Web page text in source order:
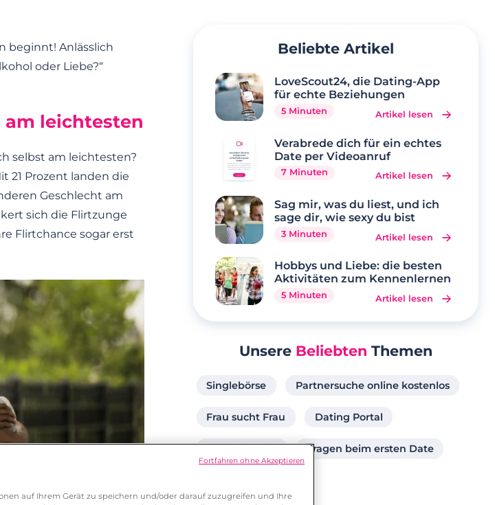
beginnt! Anlässlich
oder Liebe?“
leichtesten
selbst am leichtesten?
21 Prozent landen die
Geschlecht am
sich die Flirtzunge
Flirtchance sogar erst
Beliebte Artikel
LoveScout24, die Dating-App
für echte Beziehungen
5 Minuten Artikel lesen
Verabrede dich für ein echtes
Date per Videoanruf
7 Minuten Artikel lesen
Sag mir, was du liest, und ich
sage dir, wie sexy du bist
3 Minuten Artikel lesen
Hobbys und Liebe: die besten
Aktivitäten zum Kennenlernen
5 Minuten Artikel lesen
Unsere Beliebten Themen
Singlebörse Partnersuche online kostenlos
Frau sucht Frau Dating Portal
Partner ab 40 Fragen beim ersten Date
auf Ihrem Gerät zu speichern und/oder darauf zuzugreifen und Ihre
Fortfahren ohne Akzeptieren